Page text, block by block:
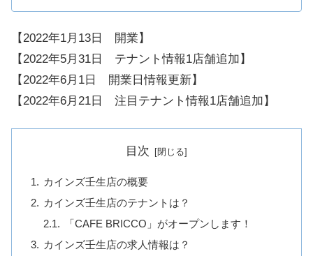
【2022年1月13日 開業】
【2022年5月31日 テナント情報1店舗追加】
【2022年6月1日 開業日情報更新】
【2022年6月21日 注目テナント情報1店舗追加】
目次
カインズ壬生店の概要
カインズ壬生店のテナントは？
「CAFE BRICCO」がオープンします！
カインズ壬生店の求人情報は？